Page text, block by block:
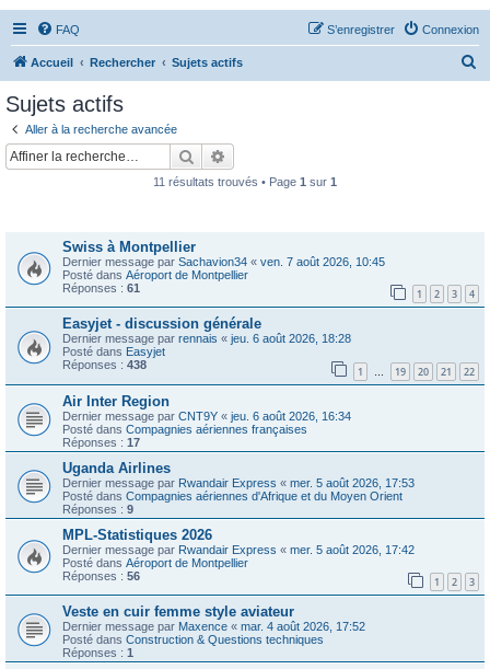
FAQ Connexion
S’enregistrer
Accueil Rechercher Sujets actifs
Sujets actifs
Aller à la recherche avancée
Rechercher
11 résultats trouvés • Page 1 sur 1
Swiss à Montpellier
Dernier message par Sachavion34 « ven. 7 août 2026, 10:45
Posté dans Aéroport de Montpellier
Réponses : 61 1 2 3 4
Easyjet - discussion générale
Dernier message par rennais « jeu. 6 août 2026, 18:28
Posté dans Easyjet
Réponses : 438 1 … 19 20 21 22
Air Inter Region
Dernier message par CNT9Y « jeu. 6 août 2026, 16:34
Posté dans Compagnies aériennes françaises
Réponses : 17
Uganda Airlines
Dernier message par Rwandair Express « mer. 5 août 2026, 17:53
Posté dans Compagnies aériennes d'Afrique et du Moyen Orient
Réponses : 9
MPL-Statistiques 2026
Dernier message par Rwandair Express « mer. 5 août 2026, 17:42
Posté dans Aéroport de Montpellier
Réponses : 56 1 2 3
Veste en cuir femme style aviateur
Dernier message par Maxence « mar. 4 août 2026, 17:52
Posté dans Construction & Questions techniques
Réponses : 1